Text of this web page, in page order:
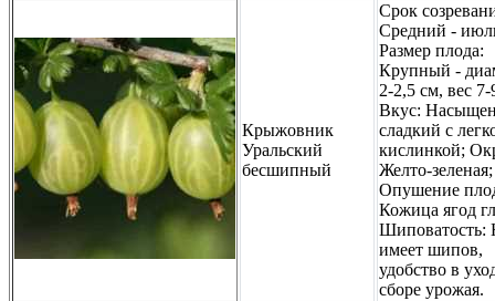
Крыжовник
Уральский
бесшипный
Срок
Средний -
Размер плода:
Крупный -
2-2,5 см, вес 7-
Вкус:
сладкий с
кислинкой;
Желто-зеленая;
Опушение
Кожица ягод
Шиповатость:
имеет шипов,
удобство в
сборе урожая.